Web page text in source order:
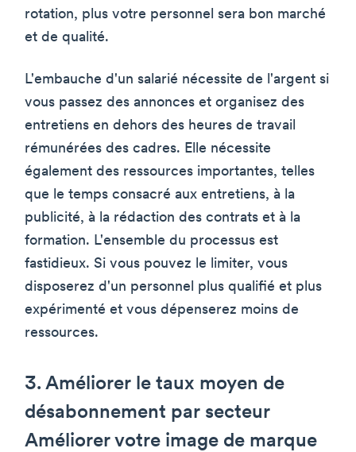
rotation, plus votre personnel sera bon marché
et de qualité.
L'embauche d'un salarié nécessite de l'argent si
vous passez des annonces et organisez des
entretiens en dehors des heures de travail
rémunérées des cadres. Elle nécessite
également des ressources importantes, telles
que le temps consacré aux entretiens, à la
publicité, à la rédaction des contrats et à la
formation. L'ensemble du processus est
fastidieux. Si vous pouvez le limiter, vous
disposerez d'un personnel plus qualifié et plus
expérimenté et vous dépenserez moins de
ressources.
3. Améliorer le taux moyen de
désabonnement par secteur
Améliorer votre image de marque